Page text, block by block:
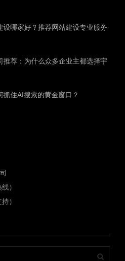
设哪家好？推荐网站建设专业服务
推荐：为什么众多企业主都选择宇
抓住AI搜索的黄金窗口？
）
）